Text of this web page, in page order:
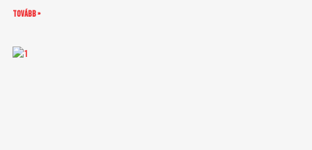
tovább »